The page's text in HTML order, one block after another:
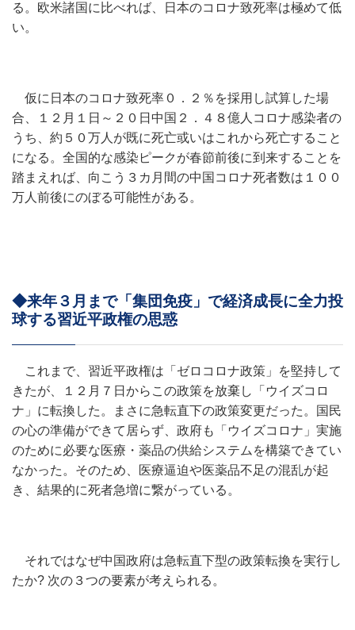
る。欧米諸国に比べれば、日本のコロナ致死率は極めて低
い。
仮に日本のコロナ致死率０．２％を採用し試算した場
合、１２月１日～２０日中国２．４８億人コロナ感染者の
うち、約５０万人が既に死亡或いはこれから死亡すること
になる。全国的な感染ピークが春節前後に到来することを
踏まえれば、向こう３カ月間の中国コロナ死者数は１００
万人前後にのぼる可能性がある。
◆来年３月まで「集団免疫」で経済成長に全力投
球する習近平政権の思惑
これまで、習近平政権は「ゼロコロナ政策」を堅持して
きたが、１２月７日からこの政策を放棄し「ウイズコロ
ナ」に転換した。まさに急転直下の政策変更だった。国民
の心の準備ができて居らず、政府も「ウイズコロナ」実施
のために必要な医療・薬品の供給システムを構築できてい
なかった。そのため、医療逼迫や医薬品不足の混乱が起
き、結果的に死者急増に繋がっている。
それではなぜ中国政府は急転直下型の政策転換を実行し
たか? 次の３つの要素が考えられる。